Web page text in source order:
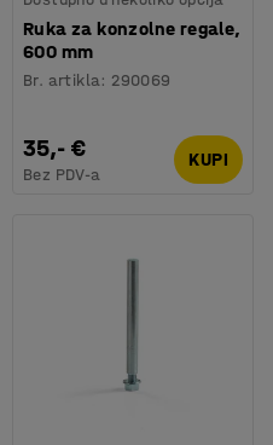
Ruka za konzolne regale,
600 mm
Br. artikla: 290069
35,- €
Bez PDV-a
KUPI